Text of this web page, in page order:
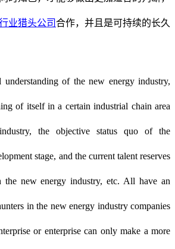
业猎头公司合作，并且是可持续的长久
understanding of the new energy industry,
of itself in a certain industrial chain area
the objective status quo of the
stage, and the current talent reserves
the new energy industry, etc. All have an
in the new energy industry companies
or enterprise can only make a more